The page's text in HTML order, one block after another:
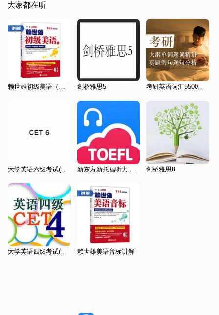
大家都在听
赖世雄初级美语（上）讲解 剑桥雅思5 考研英语词汇5500磨耳朵
剑桥雅思9
大学英语四级考试(CET4)历年真题 赖世雄美语音标讲解